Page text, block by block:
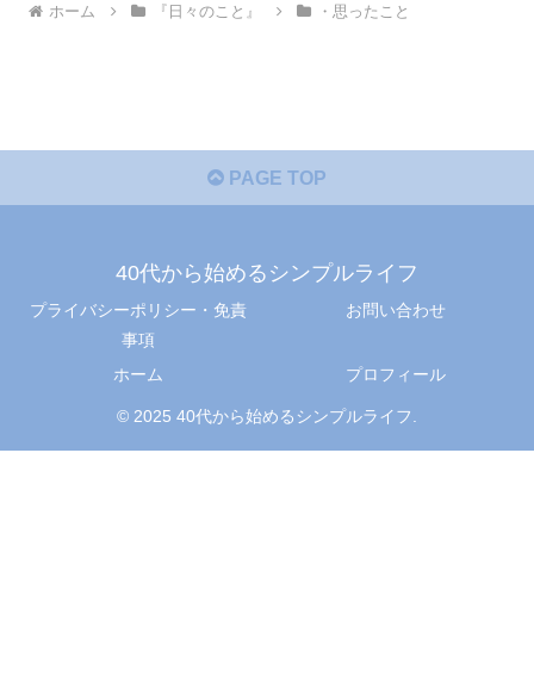
ホーム 『日々のこと』 ・思ったこと
PAGE TOP
40代から始めるシンプルライフ
プライバシーポリシー・免責
事項
お問い合わせ
ホーム プロフィール
© 2025 40代から始めるシンプルライフ.